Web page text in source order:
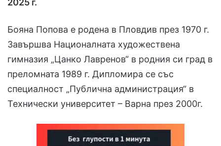
Бояна Попова е родена в Пловдив през 1970 г.
Завършва Националната художествена
гимназия „Цанко Лавренов“ в родния си град в
преломната 1989 г. Дипломира се със
специалност „Публична администрация“ в
Технически университет – Варна през 2000г.